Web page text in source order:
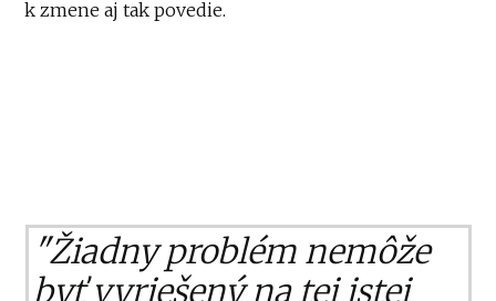
k zmene aj tak povedie.
"Žiadny problém nemôže
byť vyriešený na tej istej